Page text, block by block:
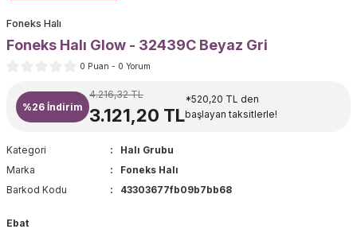
Foneks Halı
Foneks Halı Glow - 32439C Beyaz Gri
0 Puan - 0 Yorum
%26 İndirim
4.216,32 TL
3.121,20 TL
*520,20 TL den
başlayan taksitlerle!
Kategori
Halı Grubu
Marka
Foneks Halı
Barkod Kodu
43303677fb09b7bb68
Ebat